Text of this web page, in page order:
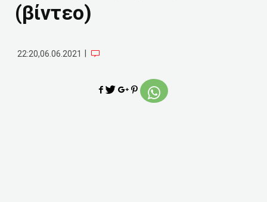
(βίντεο)
22:20,06.06.2021